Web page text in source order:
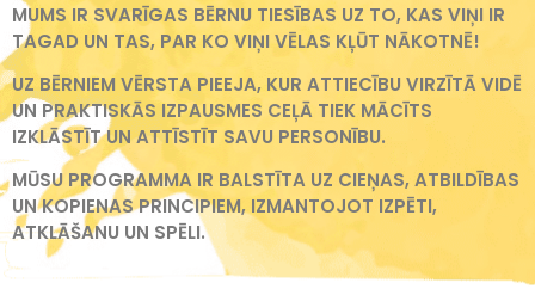
MUMS IR SVARĪGAS BĒRNU TIESĪBAS UZ TO, KAS VIŅI IR
TAGAD UN TAS, PAR KO VIŅI VĒLAS KĻŪT NĀKOTNĒ!
UZ BĒRNIEM VĒRSTA PIEEJA, KUR ATTIECĪBU VIRZĪTĀ VIDĒ
UN PRAKTISKĀS IZPAUSMES CEĻĀ TIEK MĀCĪTS
IZKLĀSTĪT UN ATTĪSTĪT SAVU PERSONĪBU.
MŪSU PROGRAMMA IR BALSTĪTA UZ CIEŅAS, ATBILDĪBAS
UN KOPIENAS PRINCIPIEM, IZMANTOJOT IZPĒTI,
ATKLĀŠANU UN SPĒLI.